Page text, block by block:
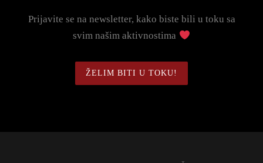
Prijavite se na newsletter, kako biste bili u toku sa
svim našim aktivnostima
ŽELIM BITI U TOKU!